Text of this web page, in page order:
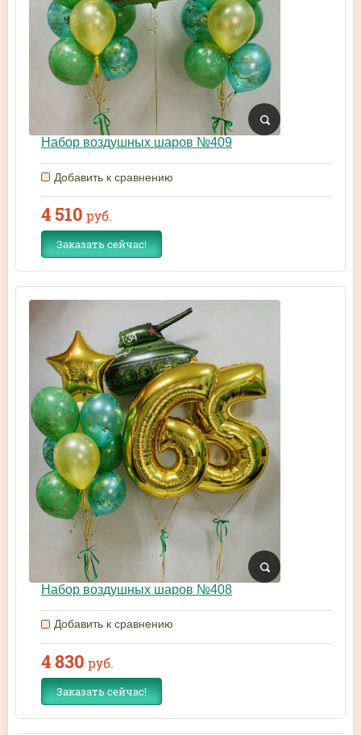
Набор воздушных шаров №409
Добавить к сравнению
4 510 руб.
Заказать сейчас!
Набор воздушных шаров №408
Добавить к сравнению
4 830 руб.
Заказать сейчас!